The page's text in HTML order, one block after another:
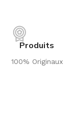
Produits
100% Originaux